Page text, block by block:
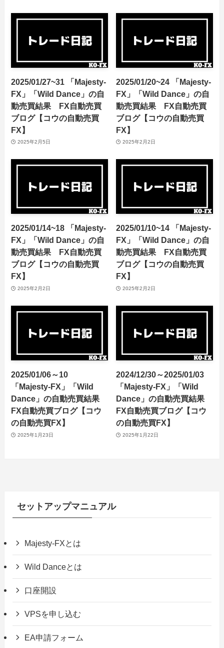
2025/01/27~31 「Majesty-
FX」「Wild Dance」の自
動売買結果 FX自動売買
ブログ【コウの自動売買
FX】
2025年2月5日
2025/01/20~24 「Majesty-
FX」「Wild Dance」の自
動売買結果 FX自動売買
ブログ【コウの自動売買
FX】
2025年2月2日
2025/01/14~18 「Majesty-
FX」「Wild Dance」の自
動売買結果 FX自動売買
ブログ【コウの自動売買
FX】
2025年2月2日
2025/01/10~14 「Majesty-
FX」「Wild Dance」の自
動売買結果 FX自動売買
ブログ【コウの自動売買
FX】
2025年2月2日
2025/01/06～10
「Majesty-FX」「Wild
Dance」の自動売買結果
FX自動売買ブログ【コウ
の自動売買FX】
2025年1月23日
2024/12/30～2025/01/03
「Majesty-FX」「Wild
Dance」の自動売買結果
FX自動売買ブログ【コウ
の自動売買FX】
2025年1月22日
セットアップマニュアル
Majesty-FXとは
Wild Danceとは
口座開設
VPSを申し込む
EA申請フォーム